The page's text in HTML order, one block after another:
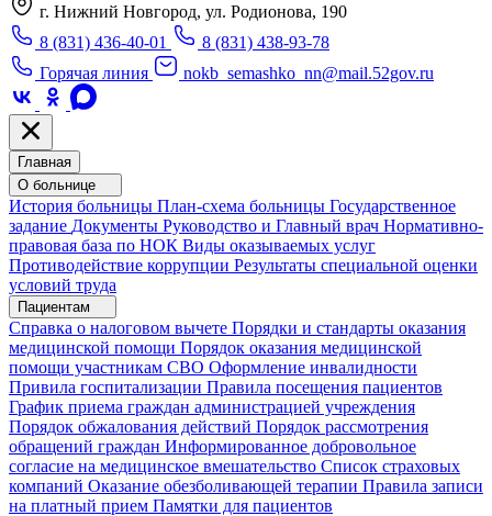
г. Нижний Новгород, ул. Родионова, 190
8 (831) 436-40-01
8 (831) 438-93-78
Горячая линия
nokb_semashko_nn@mail.52gov.ru
Главная
О больнице
История больницы План-схема больницы Государственное
задание Документы Руководство и Главный врач Нормативно-
правовая база по НОК Виды оказываемых услуг
Противодействие коррупции Результаты специальной оценки
условий труда
Пациентам
Справка о налоговом вычете Порядки и стандарты оказания
медицинской помощи Порядок оказания медицинской
помощи участникам СВО Оформление инвалидности
Привила госпитализации Правила посещения пациентов
График приема граждан администрацией учреждения
Порядок обжалования действий Порядок рассмотрения
обращений граждан Информированное добровольное
согласие на медицинское вмешательство Список страховых
компаний Оказание обезболивающей терапии Правила записи
на платный прием Памятки для пациентов